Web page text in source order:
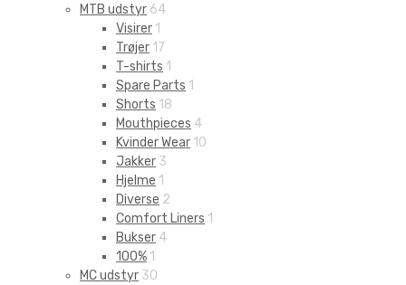
MTB udstyr 64
Visirer 1
Trøjer 17
T-shirts 1
Spare Parts 1
Shorts 18
Mouthpieces 4
Kvinder Wear 10
Jakker 3
Hjelme 1
Diverse 2
Comfort Liners 1
Bukser 4
100% 1
MC udstyr 30